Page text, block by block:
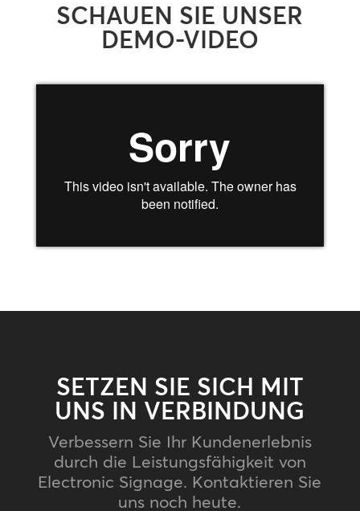
SCHAUEN SIE UNSER
DEMO-VIDEO
SETZEN SIE SICH MIT
UNS IN VERBINDUNG
Verbessern Sie Ihr Kundenerlebnis
durch die Leistungsfähigkeit von
Electronic Signage. Kontaktieren Sie
uns noch heute.